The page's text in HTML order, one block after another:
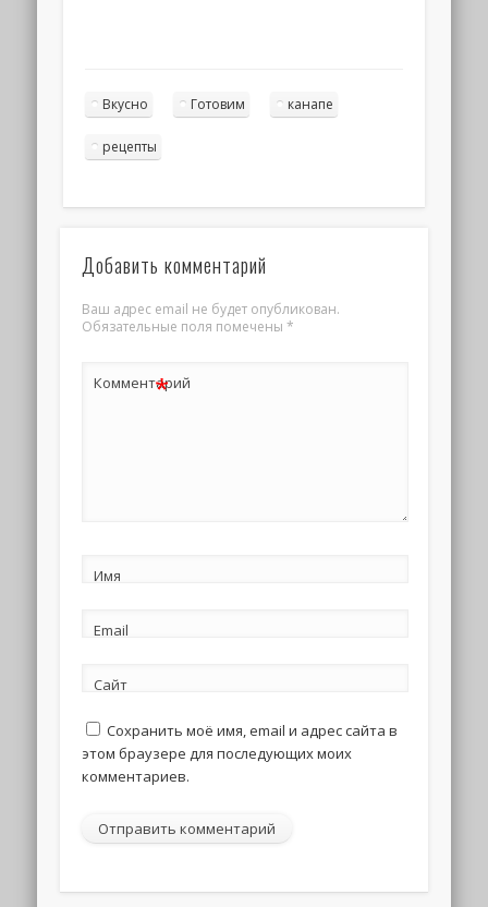
Вкусно Готовим канапе
рецепты
Добавить комментарий
Ваш адрес email не будет опубликован.
Обязательные поля помечены *
Комментарий
*
Имя
Email
Сайт
Сохранить моё имя, email и адрес сайта в
этом браузере для последующих моих
комментариев.